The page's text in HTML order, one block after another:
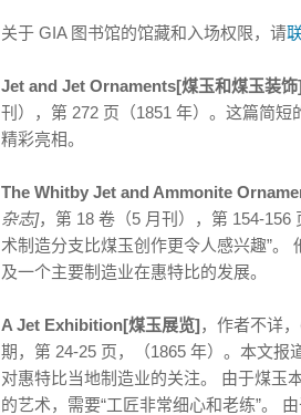
关于 GIA 图书馆的馆藏和入场权限，请
Jet and Jet Ornaments[煤玉和煤玉装
刊），第 272 页（1851 年）。这篇简
精彩亮相。
The Whitby Jet and Ammonite
杂志]，第 18 卷（5 月刊），第 154-156
术制造分支比煤玉创作更令人感兴趣”。
及一个主要制造业在惠特比的发展。
A Jet Exhibition[煤玉展览]，作者不详，
期，第 24-25 页，（1865 年）。本文
对惠特比当地制造业的关注。 由于煤玉
的艺术，需要“工匠非常细心和老练”。